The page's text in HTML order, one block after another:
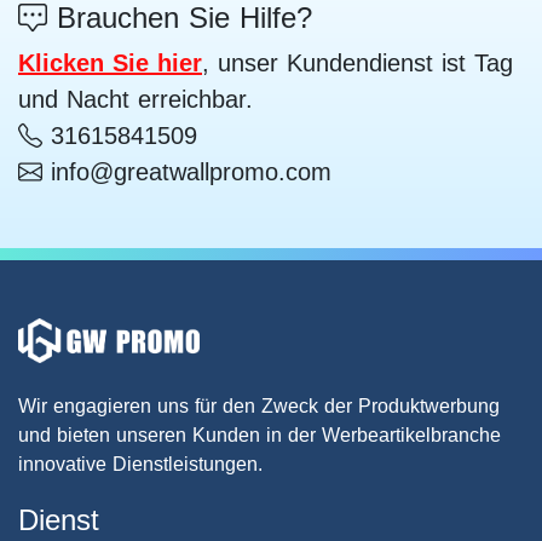
Brauchen Sie Hilfe?
Klicken Sie hier, unser Kundendienst ist Tag
und Nacht erreichbar.
31615841509
info@greatwallpromo.com
Wir engagieren uns für den Zweck der Produktwerbung
und bieten unseren Kunden in der Werbeartikelbranche
innovative Dienstleistungen.
Dienst